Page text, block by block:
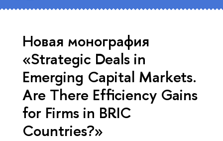
Новая монография
«Strategic Deals in
Emerging Capital Markets.
Are There Efficiency Gains
for Firms in BRIC
Countries?»